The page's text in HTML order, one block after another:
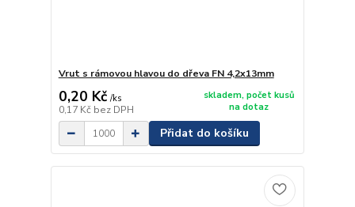
Vrut s rámovou hlavou do dřeva FN 4,2x13mm
0,20 Kč /ks
0,17 Kč bez DPH
skladem, počet kusů
na dotaz
Přidat do košíku